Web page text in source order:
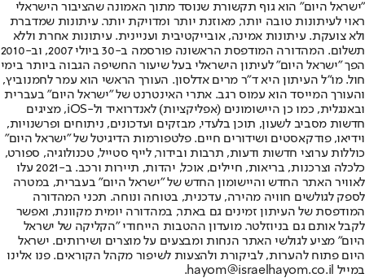
"ישראל היום" הוא גוף תקשורת שנוסד מתוך האמונה שהציבור הישראלי
ראוי לעיתונות טובה יותר, מאוזנת יותר ומדויקת יותר. עיתונות שמדברת
ולא צועקת. עיתונות אמינה, אובייקטיבית ועניינית. עיתונות אחרת וללא
תשלום. המהדורה המודפסת הראשונה פורסמה ב-30 ביולי 2007, וב-2010
הפך "ישראל היום" לעיתון הישראלי בעל שיעור החשיפה הגבוה ביותר בימי
חול. מו"ל העיתון היא ד"ר מרים אדלסון. העורך הראשי הוא עמר לחמנוביץ,
והעורך המייסד הוא עמוס רגב. אתרי האינטרנט של "ישראל היום" בעברית
ובאנגלית, כמו כן היישומונים (אפליקציות) לאנדרואיד ול-iOS, מציגים
חדשות מסביב לשעון, תוכן בלעדי, מבזקים ועדכונים, ניתוחים ופרשנויות,
וידיאו, פודקאסטים ושידורים חיים. פלטפורמות הדיגיטל של "ישראל היום"
כוללות ערוצי חדשות ודעות, תרבות ובידור, לייף סטייל, טכנולוגיה, ספורט,
כלכלה וצרכנות, בריאות, חיילים, אוכל, יהדות, תיירות ורכב. ב-2021 עלו
לאוויר האתר החדש והיישומון החדש של "ישראל היום" בעברית, במטרה
לספק לגולשים חוויה מהירה, עדכנית, בטוחה ונוחה. תכני המהדורה
המודפסת של העיתון זמינים גם באתר, במהדורה יומית מקוונת, ואפשר
לקבל אותם גם בניוזלטר. מועדון ההטבות הייחודי "הקליקה של ישראל
היום" מציע לגולשי האתר הנחות ומבצעים על מוצרים ושירותים. ישראל
היום פתוח להערות, לביקורת ולהצעות לשיפור מקהל הקוראים. פנו אלינו
במייל hayom@israelhayom.co.il.